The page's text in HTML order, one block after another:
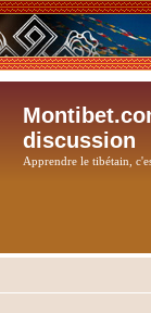
discussion
Apprendre le tibétain,